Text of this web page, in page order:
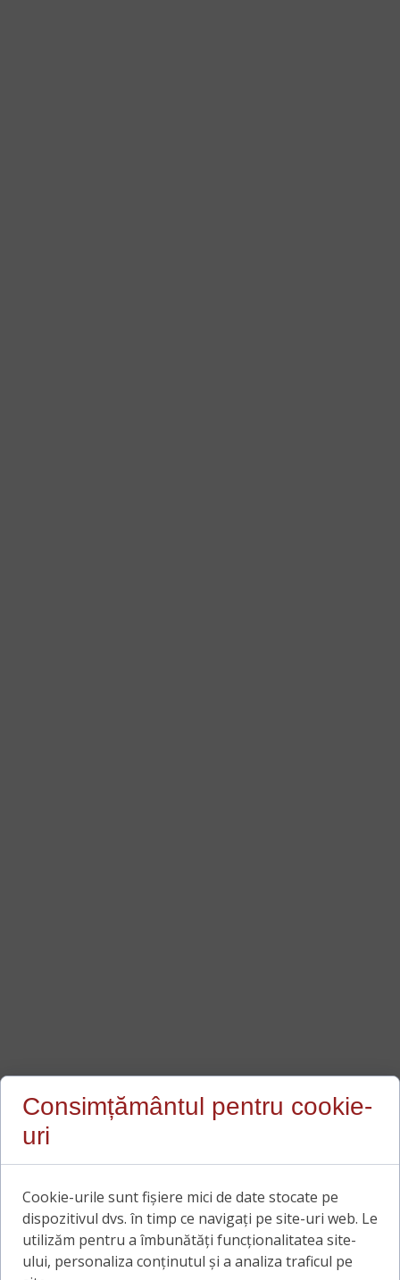
Consimțământul pentru cookie-
uri
Cookie-urile sunt fișiere mici de date stocate pe
dispozitivul dvs. în timp ce navigați pe site-uri web. Le
utilizăm pentru a îmbunătăți funcționalitatea site-
ului, personaliza conținutul și a analiza traficul pe